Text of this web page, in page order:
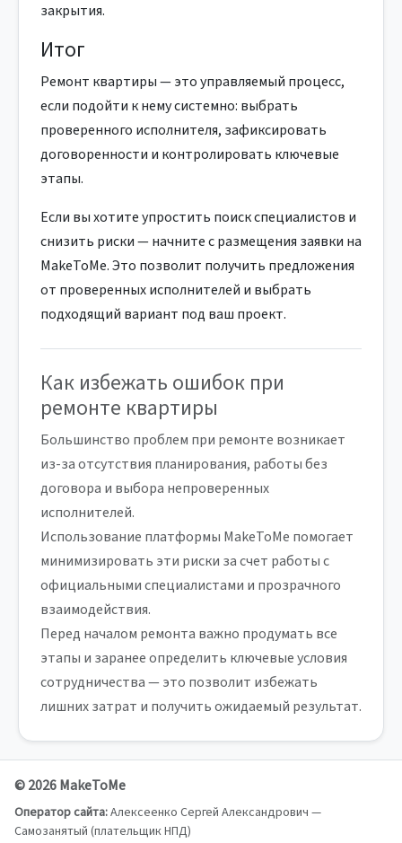
закрытия.
Итог
Ремонт квартиры — это управляемый процесс,
если подойти к нему системно: выбрать
проверенного исполнителя, зафиксировать
договоренности и контролировать ключевые
этапы.
Если вы хотите упростить поиск специалистов и
снизить риски — начните с размещения заявки на
MakeToMe. Это позволит получить предложения
от проверенных исполнителей и выбрать
подходящий вариант под ваш проект.
Как избежать ошибок при
ремонте квартиры
Большинство проблем при ремонте возникает
из-за отсутствия планирования, работы без
договора и выбора непроверенных
исполнителей.
Использование платформы MakeToMe помогает
минимизировать эти риски за счет работы с
официальными специалистами и прозрачного
взаимодействия.
Перед началом ремонта важно продумать все
этапы и заранее определить ключевые условия
сотрудничества — это позволит избежать
лишних затрат и получить ожидаемый результат.
© 2026 MakeToMe
Оператор сайта:Алексеенко Сергей Александрович —
Самозанятый (плательщик НПД)